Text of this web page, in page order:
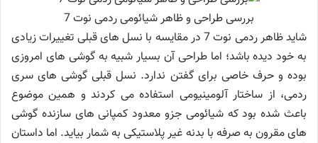
بررسی طراحی و ظاهر شیائومی ردمی نوت 7
شاید ظاهر ردمی نوت 7 در مقایسه با نسل های قبلی تغییرات زیادی
به خود دیده باشد؛ اما طراحی آن بسیار شبیه به گوشی های امروزی
بوده و حرف خاصی برای گفتن ندارد. نسل قبلی گوشی های سری
ردمی، از ساختار آلومینیومی استفاده می کردند و همین موضوع
باعث شده بود که شیائومی جزو معدود کمپانی های سازنده گوشی
های مقرون به صرفه با بدنه غیر پلاستیکی به شمار بیاید. اما داستان